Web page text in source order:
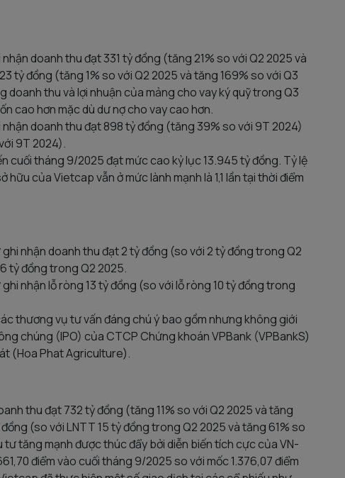
doanh thu đạt 331 tỷ đồng (tăng 21% so với Q2 2025 và
tỷ đồng (tăng 1% so với Q2 2025 và tăng 169% so với Q3
thu và lợi nhuận của mảng cho vay ký quỹ trong Q3
cao hơn mặc dù dư nợ cho vay cao hơn.
doanh thu đạt 898 tỷ đồng (tăng 39% so với 9T 2024)
9T 2024).
cuối tháng 9/2025 đạt mức cao kỷ lục 13.945 tỷ đồng. Tỷ lệ
của Vietcap vẫn ở mức lành mạnh là 1,1 lần tại thời điểm
nhận doanh thu đạt 2 tỷ đồng (so với 2 tỷ đồng trong Q2
tỷ đồng trong Q2 2025.
nhận lỗ ròng 13 tỷ đồng (so với lỗ ròng 10 tỷ đồng trong
thương vụ tư vấn đáng chú ý bao gồm nhưng không giới
chúng (IPO) của CTCP Chứng khoán VPBank (VPBankS)
(Hoa Phat Agriculture).
thu đạt 732 tỷ đồng (tăng 11% so với Q2 2025 và tăng
(so với LNTT 15 tỷ đồng trong Q2 2025 và tăng 61% so
tăng mạnh được thúc đẩy bởi diễn biến tích cực của VN-
điểm vào cuối tháng 9/2025 so với mốc 1.376,07 điểm